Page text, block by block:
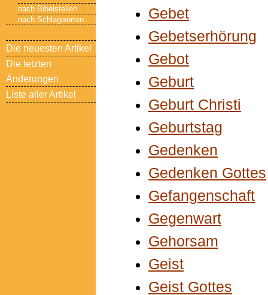
Gebet
Gebetserhörung
Gebot
Geburt
Geburt Christi
Geburtstag
Gedenken
Gedenken Gottes
Gefangenschaft
Gegenwart
Gehorsam
Geist
Geist Gottes
nach Bibelstellen
nach Schlagworten
Die neuesten Artikel
Die letzten
Änderungen
Liste aller Artikel